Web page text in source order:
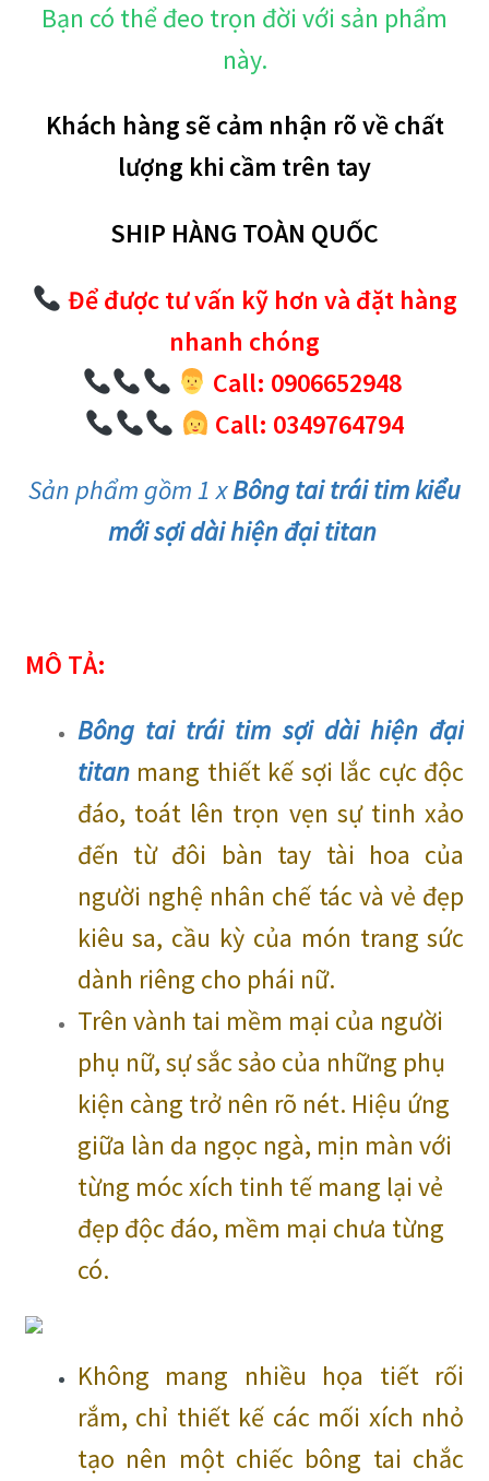
Bạn có thể đeo trọn đời với sản phẩm
này.
Khách hàng sẽ cảm nhận rõ về chất
lượng khi cầm trên tay
SHIP HÀNG TOÀN QUỐC
Để được tư vấn kỹ hơn và đặt hàng
nhanh chóng
Call: 0906652948
Call: 0349764794
Sản phẩm gồm 1 xBông tai trái tim kiểu
mới sợi dài hiện đại titan
MÔ TẢ:
Bông tai trái tim sợi dài hiện đại
titan mang thiết kế sợi lắc cực độc
đáo, toát lên trọn vẹn sự tinh xảo
đến từ đôi bàn tay tài hoa của
người nghệ nhân chế tác và vẻ đẹp
kiêu sa, cầu kỳ của món trang sức
dành riêng cho phái nữ.
Trên vành tai mềm mại của người
phụ nữ, sự sắc sảo của những phụ
kiện càng trở nên rõ nét. Hiệu ứng
giữa làn da ngọc ngà, mịn màn với
từng móc xích tinh tế mang lại vẻ
đẹp độc đáo, mềm mại chưa từng
có.
Không mang nhiều họa tiết rối
rắm, chỉ thiết kế các mối xích nhỏ
tạo nên một chiếc bông tai chắc